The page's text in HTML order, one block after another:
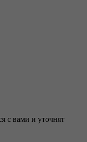
с вами и уточнят